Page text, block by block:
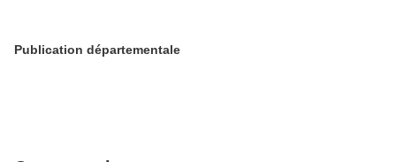
Publication départementale